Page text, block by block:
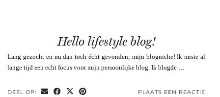
Hello lifestyle blog!
Lang gezocht en nu dan toch écht gevonden; mijn blogniche! Ik miste al
lange tijd een echt focus voor mijn persoonlijke blog. Ik blogde …
DEEL OP: PLAATS EEN REACTIE